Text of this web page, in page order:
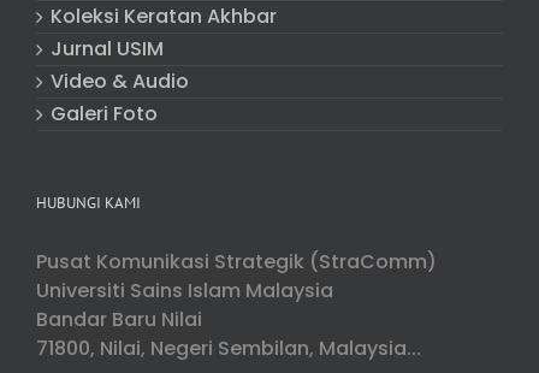
Koleksi Keratan Akhbar
Jurnal USIM
Video & Audio
Galeri Foto
HUBUNGI KAMI
Pusat Komunikasi Strategik (StraComm)
Universiti Sains Islam Malaysia
Bandar Baru Nilai
71800, Nilai, Negeri Sembilan, Malaysia...